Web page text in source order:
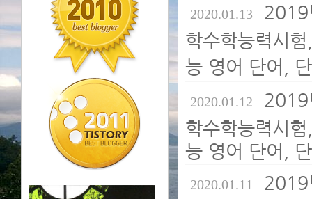
2020.01.13 2019
학수학능력시
능 영어 단어,
2020.01.12 2019
학수학능력시
능 영어 단어,
2020.01.11 2019